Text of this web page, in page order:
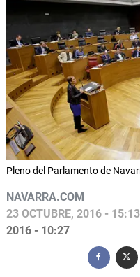
Pleno del Parlamento de
NAVARRA.COM
23 OCTUBRE, 2016 - 15:13
2016 - 10:27